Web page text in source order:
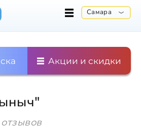
Самара
Акции и скидки